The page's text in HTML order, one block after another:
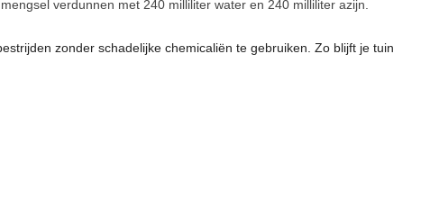
verdunnen met 240 milliliter water en 240 milliliter azijn.
zonder schadelijke chemicaliën te gebruiken. Zo blijft je tuin